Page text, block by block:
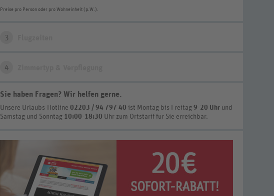
Preise pro Person oder pro Wohneinheit (p.W.).
3
4
Sie haben Fragen? Wir helfen gerne.
Unsere Urlaubs-Hotline 02203 / 94 797 40 ist Montag bis Freitag 9-20 Uhr und
Samstag und Sonntag 10:00-18:30 Uhr zum Ortstarif für Sie erreichbar.